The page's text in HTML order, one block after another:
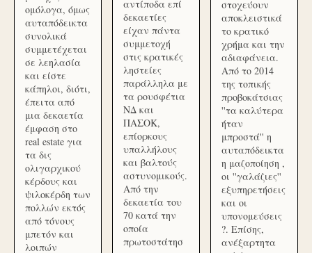
ομόλογα, όμως
αυταπόδεικτα
συνολικά
συμμετέχεται
σε λεηλασία
και είστε
κάπηλοι, διότι,
έπειτα από
μια δεκαετία
έμφαση στο
real estate για
τα δις
ολιγαρχικού
κέρδους και
ψιλοκέρδη των
πολλών εκτός
από τόνους
μπετόν και
λοιπών
αντίποδα επί
δεκαετίες
είχαν πάντα
συμμετοχή
στις κρατικές
ληστείες
παράλληλα με
τα ρουσφέτια
ΝΔ και
ΠΑΣΟΚ,
επίορκους
υπαλλήλους
και βαλτούς
αστυνομικούς.
Από την
δεκαετία του
70 κατά την
οποία
πρωτοστάτησ
στοχεύουν
αποκλειστικά
το κρατικό
χρήμα και την
αδιαφάνεια.
Από το 2014
της τοπικής
προβοκάτσιας
''τα καλύτερα
ήταν
μπροστά'' η
αυταπόδεικτα
η μαζοποίηση ,
οι ''γαλάζιες''
εξυπηρετήσεις
και οι
υπονομεύσεις
?. Επίσης,
ανέξαρτητα